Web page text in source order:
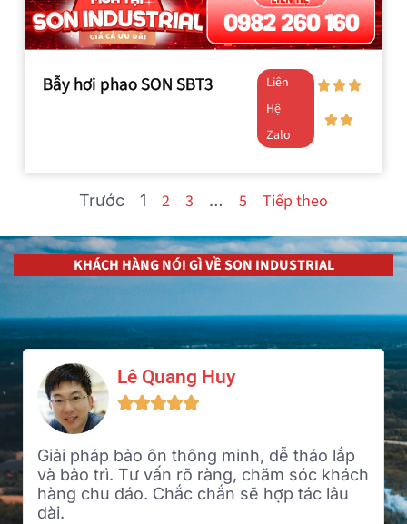
Bẫy hơi phao SON SBT3
Liên
Hệ
Zalo
Trước 1 2 3 … 5 Tiếp theo
KHÁCH HÀNG NÓI GÌ VỀ SON INDUSTRIAL
Lê Quang Huy

Giải pháp bảo ôn thông minh, dễ tháo lắp
và bảo trì. Tư vấn rõ ràng, chăm sóc khách
hàng chu đáo. Chắc chắn sẽ hợp tác lâu
dài.